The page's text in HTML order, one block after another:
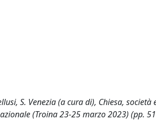
S. Venezia (a cura di), Chiesa, società
(Troina 23-25 marzo 2023) (pp.